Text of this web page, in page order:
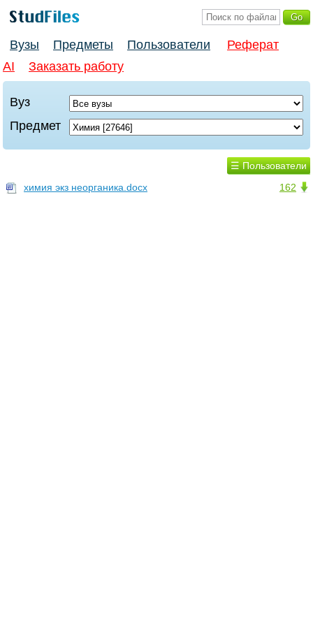
Вузы Предметы Пользователи
Реферат
AI
Заказать работу
Вуз
Предмет
☰ Пользователи
162
химия экз неорганика.docx